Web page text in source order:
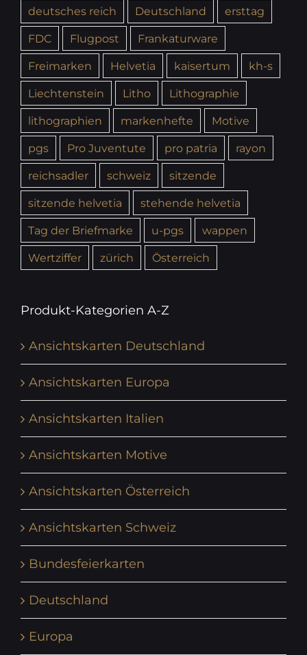
deutsches reich
Deutschland
ersttag
FDC
Flugpost
Frankaturware
Freimarken
Helvetia kaisertum
kh-s
Liechtenstein
Litho
Lithographie
lithographien
markenhefte
Motive
pgs
Pro Juventute pro patria
rayon
reichsadler
schweiz
sitzende
sitzende helvetia
stehende helvetia
Tag der Briefmarke
u-pgs
wappen
Wertziffer
zürich Österreich
Produkt-Kategorien A-Z
Ansichtskarten Deutschland
Ansichtskarten Europa
Ansichtskarten Italien
Ansichtskarten Motive
Ansichtskarten Österreich
Ansichtskarten Schweiz
Bundesfeierkarten
Deutschland
Europa